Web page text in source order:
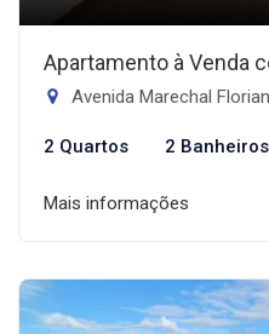
Apartamento à Venda
Avenida Marechal Floriano
2 Quartos 2 Banheiros
Mais informações